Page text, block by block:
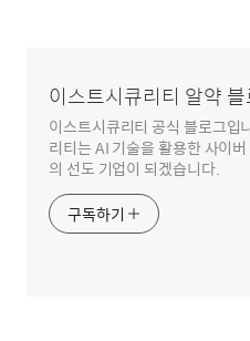
이스트시큐리티 알약
이스트시큐리티 공식 블로그입
리티는 AI 기술을 활용한 사이
의 선도 기업이 되겠습니다.
구독하기